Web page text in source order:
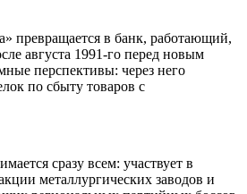
превращается в банк, работающий,
августа 1991-го перед новым
перспективы: через него
по сбыту товаров с
сразу всем: участвует в
металлургических заводов и